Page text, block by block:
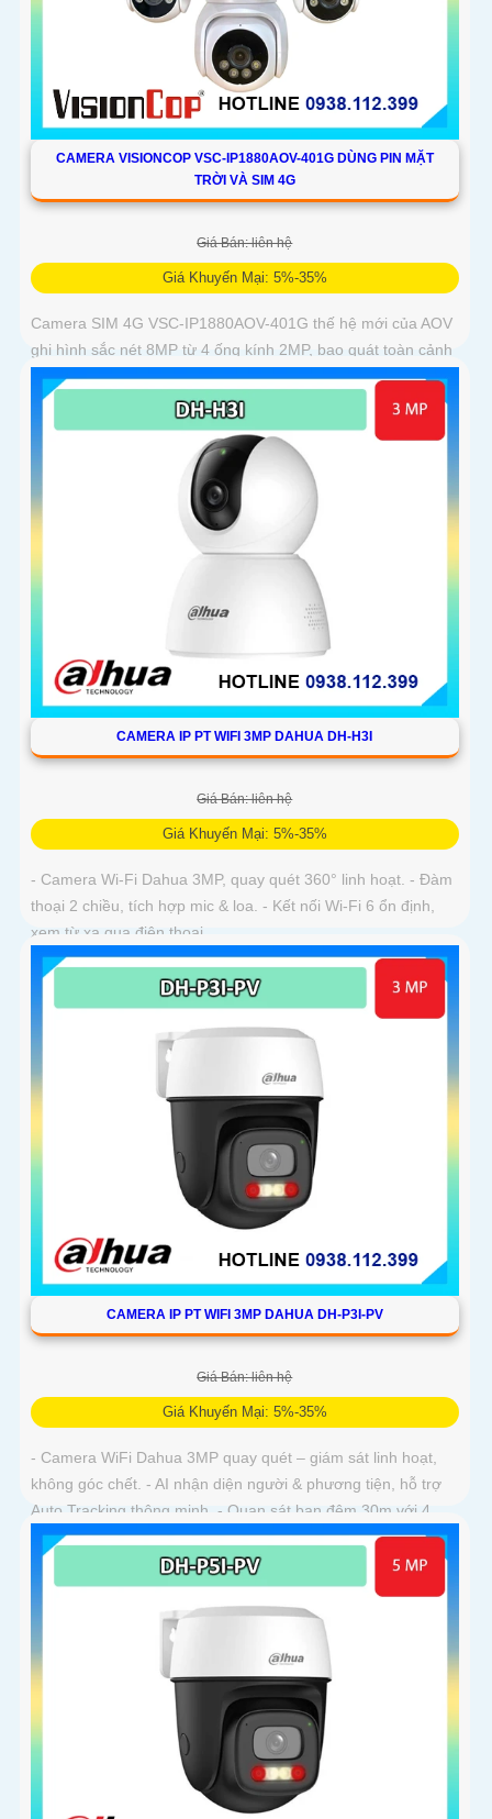
CAMERA VISIONCOP VSC-IP1880AOV-401G DÙNG PIN MẶT
TRỜI VÀ SIM 4G
Giá Bán: liên hệ
Giá Khuyến Mại: 5%-35%
Camera SIM 4G VSC-IP1880AOV-401G thế hệ mới của AOV
ghi hình sắc nét 8MP từ 4 ống kính 2MP, bao quát toàn cảnh
360°. Pin 16000mAh kết hợp tấm sạc năng lượng mặt trời
15W giúp duy trì hoạt động ổn định
CAMERA IP PT WIFI 3MP DAHUA DH-H3I
Giá Bán: liên hệ
Giá Khuyến Mại: 5%-35%
- Camera Wi-Fi Dahua 3MP, quay quét 360° linh hoạt. - Đàm
thoại 2 chiều, tích hợp mic & loa. - Kết nối Wi-Fi 6 ổn định,
xem từ xa qua điện thoại
CAMERA IP PT WIFI 3MP DAHUA DH-P3I-PV
Giá Bán: liên hệ
Giá Khuyến Mại: 5%-35%
- Camera WiFi Dahua 3MP quay quét – giám sát linh hoạt,
không góc chết. - AI nhận diện người & phương tiện, hỗ trợ
Auto Tracking thông minh. - Quan sát ban đêm 30m với 4
chế độ (có màu ban đêm)